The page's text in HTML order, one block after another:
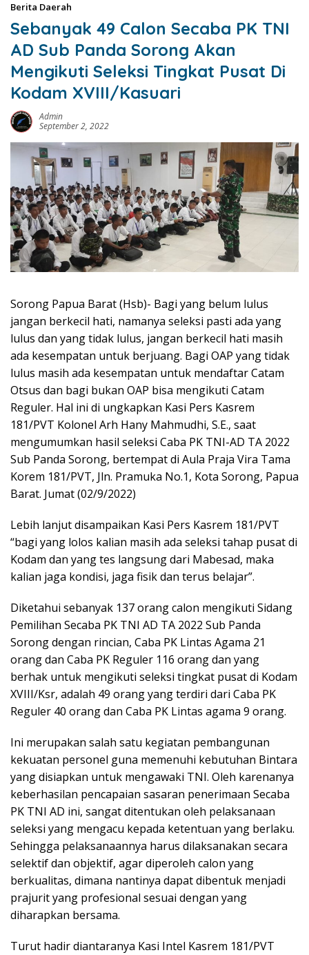
Berita Daerah
Sebanyak 49 Calon Secaba PK TNI
AD Sub Panda Sorong Akan
Mengikuti Seleksi Tingkat Pusat Di
Kodam XVIII/Kasuari
Admin
September 2, 2022
Sorong Papua Barat (Hsb)- Bagi yang belum lulus
jangan berkecil hati, namanya seleksi pasti ada yang
lulus dan yang tidak lulus, jangan berkecil hati masih
ada kesempatan untuk berjuang. Bagi OAP yang tidak
lulus masih ada kesempatan untuk mendaftar Catam
Otsus dan bagi bukan OAP bisa mengikuti Catam
Reguler. Hal ini di ungkapkan Kasi Pers Kasrem
181/PVT Kolonel Arh Hany Mahmudhi, S.E., saat
mengumumkan hasil seleksi Caba PK TNI-AD TA 2022
Sub Panda Sorong, bertempat di Aula Praja Vira Tama
Korem 181/PVT, Jln. Pramuka No.1, Kota Sorong, Papua
Barat. Jumat (02/9/2022)
Lebih lanjut disampaikan Kasi Pers Kasrem 181/PVT
“bagi yang lolos kalian masih ada seleksi tahap pusat di
Kodam dan yang tes langsung dari Mabesad, maka
kalian jaga kondisi, jaga fisik dan terus belajar”.
Diketahui sebanyak 137 orang calon mengikuti Sidang
Pemilihan Secaba PK TNI AD TA 2022 Sub Panda
Sorong dengan rincian, Caba PK Lintas Agama 21
orang dan Caba PK Reguler 116 orang dan yang
berhak untuk mengikuti seleksi tingkat pusat di Kodam
XVIII/Ksr, adalah 49 orang yang terdiri dari Caba PK
Reguler 40 orang dan Caba PK Lintas agama 9 orang.
Ini merupakan salah satu kegiatan pembangunan
kekuatan personel guna memenuhi kebutuhan Bintara
yang disiapkan untuk mengawaki TNI. Oleh karenanya
keberhasilan pencapaian sasaran penerimaan Secaba
PK TNI AD ini, sangat ditentukan oleh pelaksanaan
seleksi yang mengacu kepada ketentuan yang berlaku.
Sehingga pelaksanaannya harus dilaksanakan secara
selektif dan objektif, agar diperoleh calon yang
berkualitas, dimana nantinya dapat dibentuk menjadi
prajurit yang profesional sesuai dengan yang
diharapkan bersama.
Turut hadir diantaranya Kasi Intel Kasrem 181/PVT